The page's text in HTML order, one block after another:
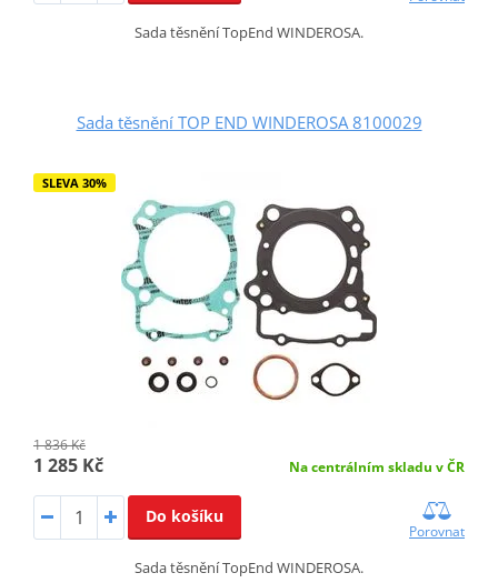
Sada těsnění TopEnd WINDEROSA.
Sada těsnění TOP END WINDEROSA 8100029
SLEVA 30%
1 836 Kč
1 285 Kč Na centrálním skladu v ČR
Do košíku
Porovnat
Sada těsnění TopEnd WINDEROSA.